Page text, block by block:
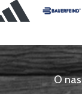
O nas